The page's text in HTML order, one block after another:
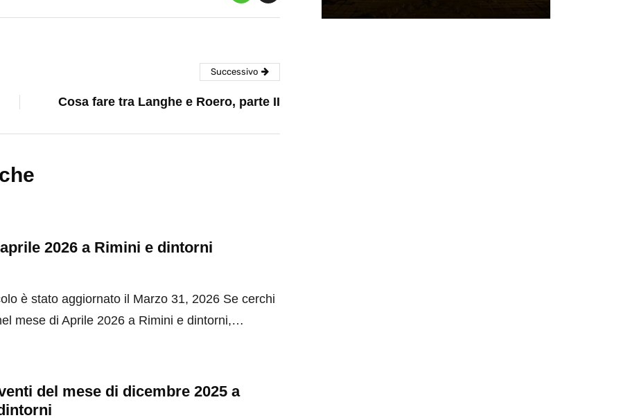
Successivo
Cosa fare tra Langhe e Roero, parte II
2026 a Rimini e dintorni
è stato aggiornato il Marzo 31, 2026 Se cerchi
mese di Aprile 2026 a Rimini e dintorni,…
del mese di dicembre 2025 a